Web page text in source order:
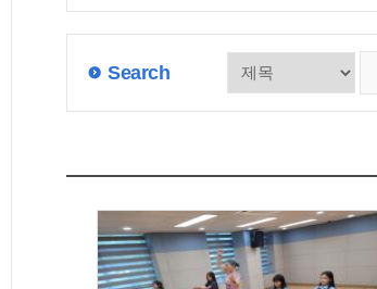
Search